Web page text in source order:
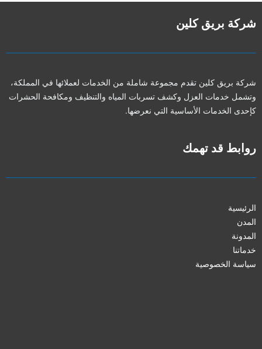
شركة بريق كلين
شركة بريق كلين تقدم مجموعة شاملة من الخدمات لعملائها في المملكة،
وتشمل خدمات العزل وكشف تسربات المياه والتنظيف ومكافحة الحشرات
كإحدى الخدمات الأساسية التي نعرضها.
روابط قد تهمك
الرئيسية
المدن
المدونة
خدماتنا
سياسة الخصوصية